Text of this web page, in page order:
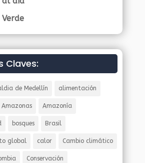
Claves:
de Medellín alimentación
Amazonas Amazonía
bosques Brasil
global calor Cambio climático
Conservación